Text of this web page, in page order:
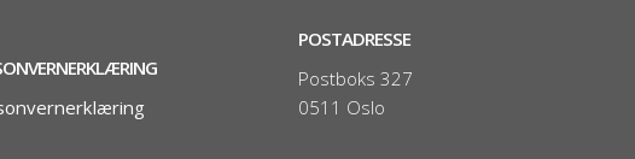
POSTADRESSE
Postboks 327
0511 Oslo